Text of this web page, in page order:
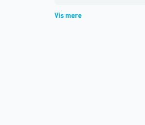
Vis mere